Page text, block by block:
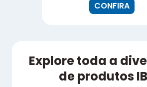
CONFIRA
Explore toda a
de produtos